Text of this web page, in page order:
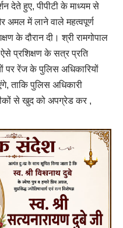
देते हुए, पीपीटी के माध्यम से
अमल में लाने वाले महत्वपूर्ण
के दौरान दी। श्री रामगोपाल
ऐसे प्रशिक्षण के सत्र प्रति
पर रेंज के पुलिस अधिकारियों
ताकि पुलिस अधिकारी
से खुद को अपग्रेड कर ,